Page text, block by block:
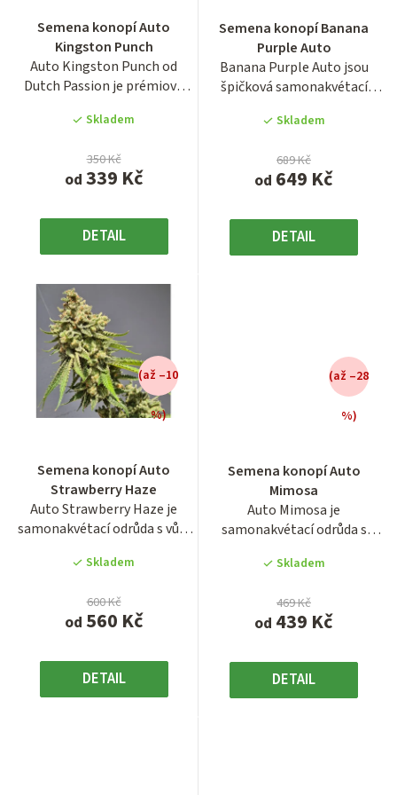
Semena konopí Auto
Kingston Punch
Auto Kingston Punch od
Dutch Passion je prémiová
vzniklá...
Skladem
od 339 Kč
350 Kč
DETAIL
Semena konopí Banana
Purple Auto
Banana Purple Auto jsou
špičková samonakvétací
Skladem
od 649 Kč
689 Kč
DETAIL
produktu
je
3,7
z
hvězdiček.
Semena konopí Auto
Strawberry Haze
Auto Strawberry Haze je
samonakvétací odrůda s vůní
Skladem
od 560 Kč
600 Kč
(až –10
%)
DETAIL
Semena konopí Auto
Mimosa
Auto Mimosa je
samonakvétací odrůda s
- 12...
Skladem
od 439 Kč
469 Kč
(až –28
%)
DETAIL
produktu
je
4,0
z
hvězdiček.